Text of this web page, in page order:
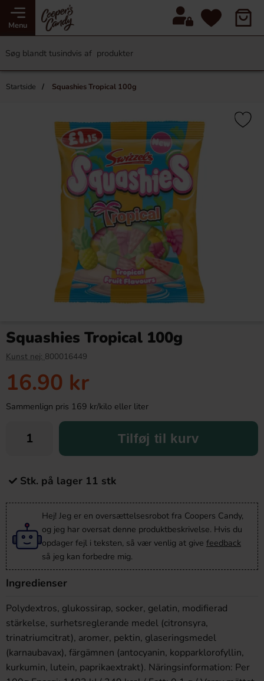
Menu
Startside Squashies Tropical 100g
Squashies Tropical 100g
Kunst nej: 800016449
16.90 kr
Sammenlign pris 169 kr/kilo eller liter
Tilføj til kurv
Stk. på lager 11 stk
Hej! Jeg er en oversættelsesrobot fra Coopers Candy,
og jeg har oversat denne produktbeskrivelse. Hvis du
opdager fejl i teksten, så vær venlig at give feedback
så jeg kan forbedre mig.
Ingredienser
Polydextros, glukossirap, socker, gelatin, modifierad
stärkelse, surhetsreglerande medel (citronsyra,
trinatriumcitrat), aromer, pektin, glaseringsmedel
(karnaubavax), färgämnen (antocyanin, kopparklorofyllin,
kurkumin, lutein, paprikaextrakt). Näringsinformation: Per